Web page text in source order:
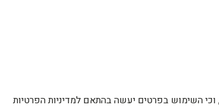
וכי השימוש בפרטים יעשה בהתאם למדיניות הפרטיות